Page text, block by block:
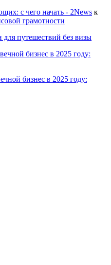
с чего начать - 2News к
грамотности
путешествий без визы
бизнес в 2025 году:
бизнес в 2025 году: